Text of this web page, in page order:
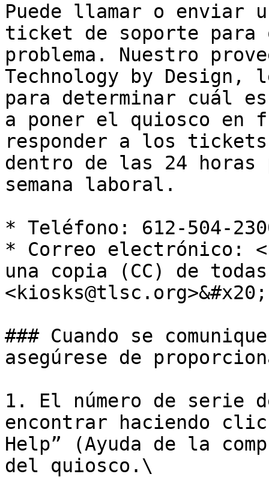
Puede llamar o enviar
ticket de soporte para
problema. Nuestro
Technology by Design,
para determinar cuál
a poner el quiosco en
responder a los
dentro de las 24
semana laboral.
* Teléfono: 612-504-
* Correo electrónico:
una copia (CC) de
<kiosks@tlsc.org>&#x20;
### Cuando se
asegúrese de
1. El número de serie
encontrar haciendo
Help” (Ayuda de la
del quiosco.\